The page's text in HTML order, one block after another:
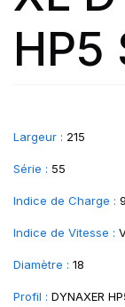
HP5
Largeur : 215
Série : 55
Indice de Charge :
Indice de Vitesse :
Diamètre : 18
Profil : DYNAXER